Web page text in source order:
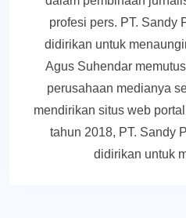
profesi pers. PT. Sandy
didirikan untuk
Agus Suhendar
perusahaan medianya
mendirikan situs web
tahun 2018, PT. Sandy
didirikan untuk